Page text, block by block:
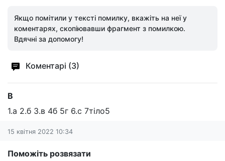
Якщо помітили у тексті помилку, вкажіть на неї у
коментарях, скопіювавши фрагмент з помилкою.
Вдячні за допомогу!
Коментарі (3)
В
1.а 2.б 3.в 4б 5г 6.с 7тіло5
15 квітня 2022 10:34
Поможіть розвязати